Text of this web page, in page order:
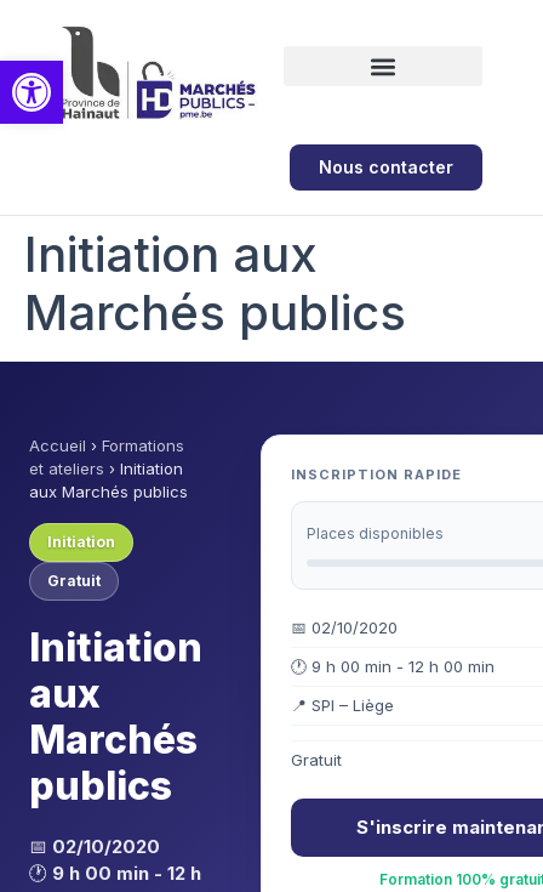
Nous contacter
Initiation aux
Marchés publics
Accueil › Formations
et ateliers › Initiation
aux Marchés publics
Initiation
Gratuit
Initiation
aux
Marchés
publics
📅 02/10/2020
🕐 9 h 00 min - 12 h
INSCRIPTION RAPIDE
Places disponibles
📅 02/10/2020
🕐 9 h 00 min - 12 h 00 min
📍 SPI – Liège
Gratuit
S'inscrire
Formation 100%
Ouvrir la barre d’outils